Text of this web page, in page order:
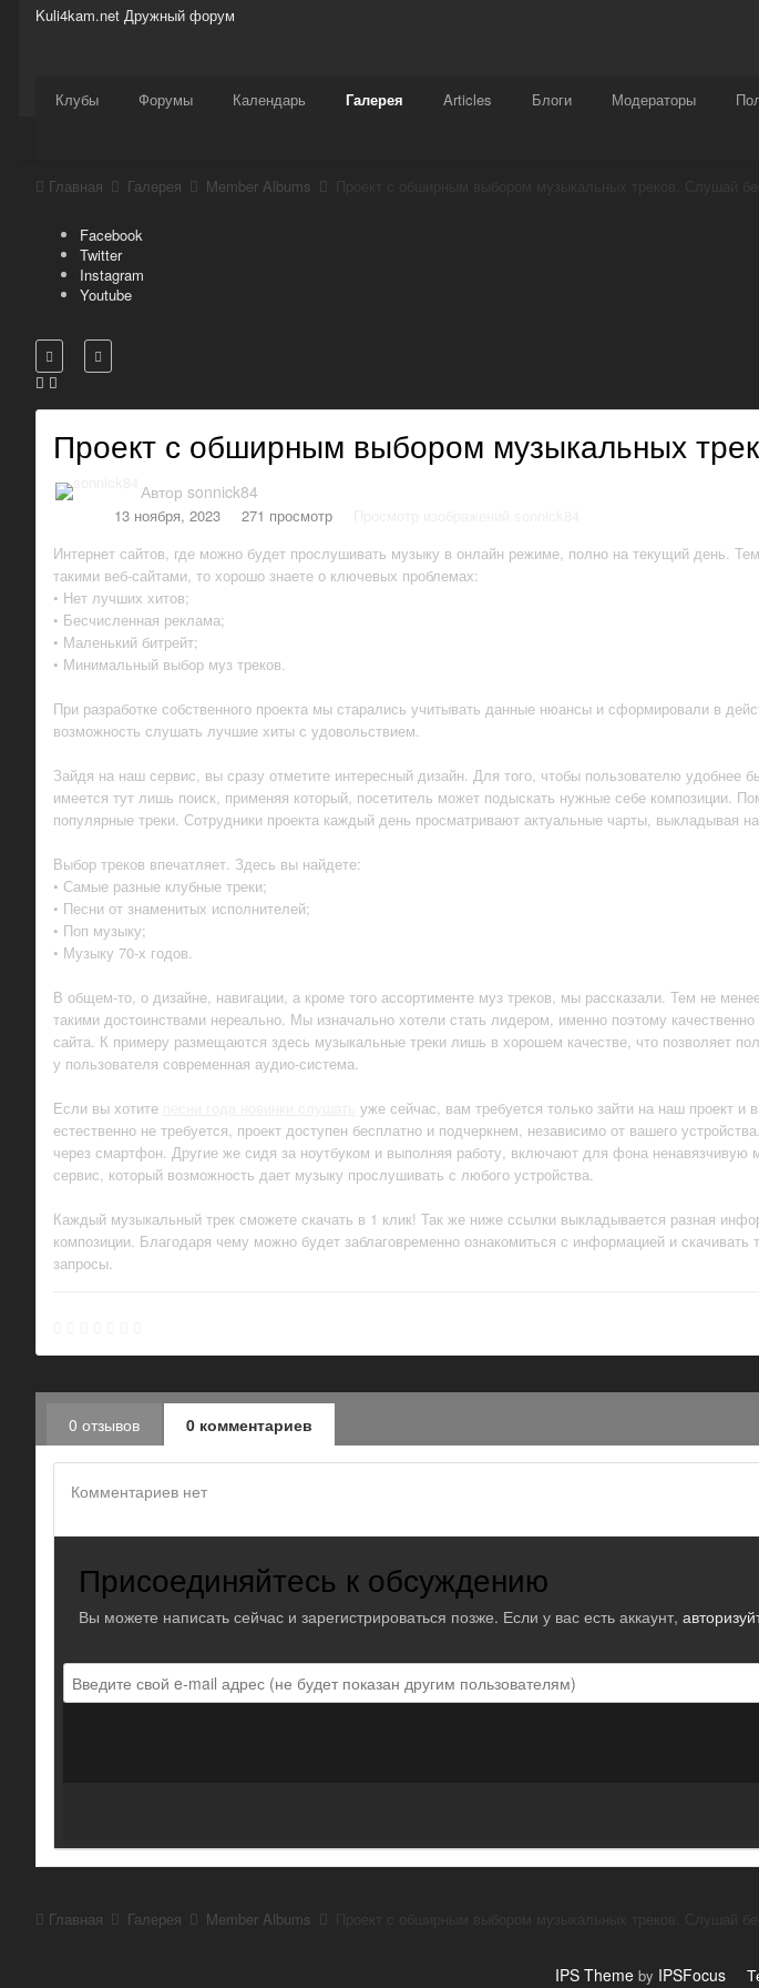
Kuli4kam.net Дружный форум
Сайт
Клубы Форумы Календарь Галерея Articles Блоги Модераторы
Активность Support Магазин Награды Чат
Главная Галерея Member Albums
Facebook
Twitter
Instagram
Youtube
Проект с обширным выбором музыкальных
Автор sonnick84
13 ноября, 2023 271 просмотр
Интернет сайтов, где можно будет прослушивать музыку в онлайн режиме, полно на текущий день.
такими веб-сайтами, то хорошо знаете о ключевых проблемах:
• Нет лучших хитов;
• Бесчисленная реклама;
• Маленький битрейт;
• Минимальный выбор муз треков.
При разработке собственного проекта мы старались учитывать данные нюансы и сформировали в
возможность слушать лучшие хиты с удовольствием.
Зайдя на наш сервис, вы сразу отметите интересный дизайн. Для того, чтобы пользователю удобнее
имеется тут лишь поиск, применяя который, посетитель может подыскать нужные себе композиции.
популярные треки. Сотрудники проекта каждый день просматривают актуальные чарты, выкладывая
Выбор треков впечатляет. Здесь вы найдете:
• Самые разные клубные треки;
• Песни от знаменитых исполнителей;
• Поп музыку;
• Музыку 70-х годов.
В общем-то, о дизайне, навигации, а кроме того ассортименте муз треков, мы рассказали. Тем не
такими достоинствами нереально. Мы изначально хотели стать лидером, именно поэтому
сайта. К примеру размещаются здесь музыкальные треки лишь в хорошем качестве, что позволяет
у пользователя современная аудио-система.
Если вы хотите
уже сейчас, вам требуется только зайти на наш проект и
естественно не требуется, проект доступен бесплатно и подчеркнем, независимо от вашего
через смартфон. Другие же сидя за ноутбуком и выполняя работу, включают для фона ненавязчивую
сервис, который возможность дает музыку прослушивать с любого устройства.
Каждый музыкальный трек сможете скачать в 1 клик! Так же ниже ссылки выкладывается разная
композиции. Благодаря чему можно будет заблаговременно ознакомиться с информацией и
запросы.
0 отзывов 0 комментариев
Комментариев нет
Присоединяйтесь к обсуждению
Вы можете написать сейчас и зарегистрироваться позже. Если у вас есть аккаунт,
Главная Галерея Member Albums
IPS Theme by IPSFocus